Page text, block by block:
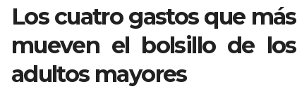
Los cuatro gastos que más
mueven el bolsillo de los
adultos mayores